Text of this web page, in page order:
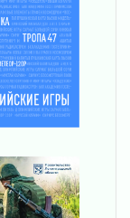
пока не
год